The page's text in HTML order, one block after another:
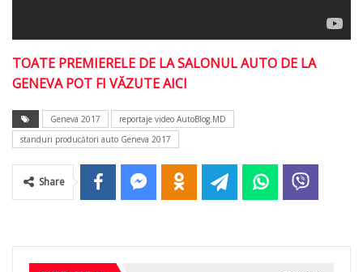
TOATE PREMIERELE DE LA SALONUL AUTO DE LA
GENEVA POT FI VĂZUTE AICI
Geneva 2017
reportaje video AutoBlog.MD
standuri producători auto Geneva 2017
Share